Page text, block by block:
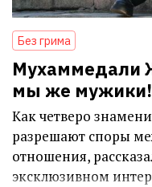
Без грима
Мухаммедали
мы же мужики!
Как четверо
разрешают споры
отношения,
эксклюзивном